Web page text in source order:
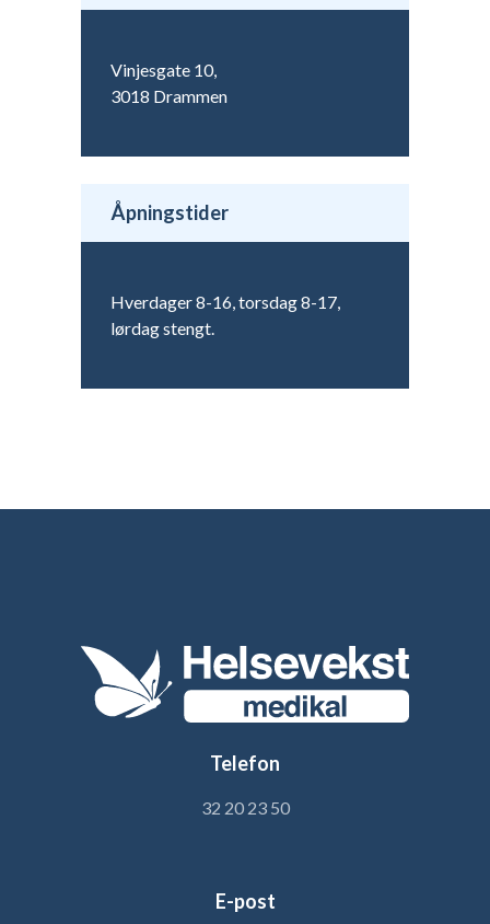
Vinjesgate 10,
3018 Drammen
Åpningstider
Hverdager 8-16, torsdag 8-17,
lørdag stengt.
Telefon
32 20 23 50
E-post